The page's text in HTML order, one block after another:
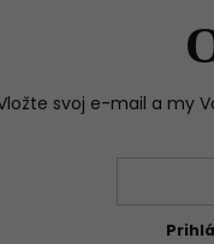
svoj e-mail a my